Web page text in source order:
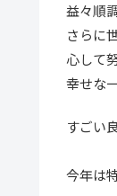
益々順
さらに
心して
幸せな
すごい
今年は